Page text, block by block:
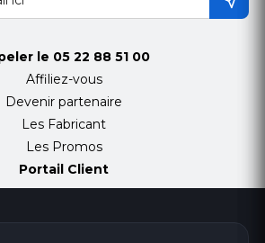
le 05 22 88 51 00
Affiliez-vous
Devenir partenaire
Les Fabricant
Les Promos
Portail Client